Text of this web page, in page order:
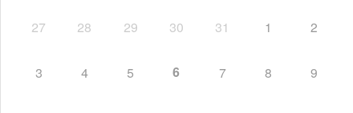
27 28 29 30 31 1 2
3 4 5 6 7 8 9